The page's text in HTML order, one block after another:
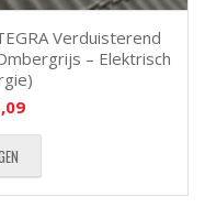
Verduisterend
– Elektrisch